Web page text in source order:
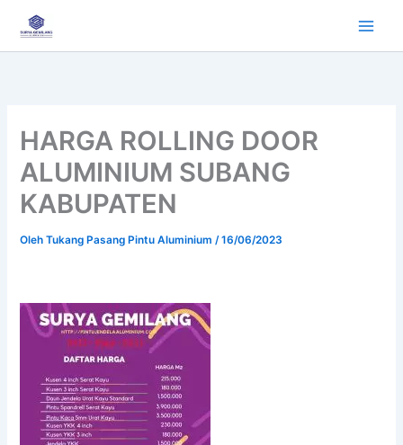
konten
HARGA ROLLING DOOR
ALUMINIUM SUBANG
KABUPATEN
OlehTukang Pasang Pintu Aluminium /16/06/2023